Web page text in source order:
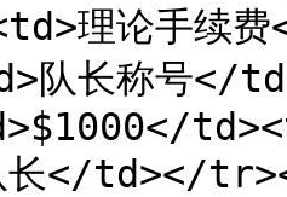
理论手续
队长称号
长</td></